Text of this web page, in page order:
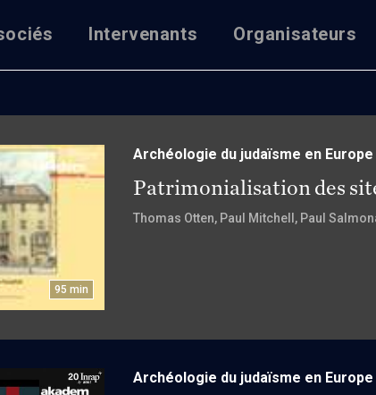
Intervenants Organisateurs
95 min
Archéologie du judaïsme en Europe
Patrimonialisation des
Thomas Otten, Paul Mitchell , Paul
Archéologie du judaïsme en Europe